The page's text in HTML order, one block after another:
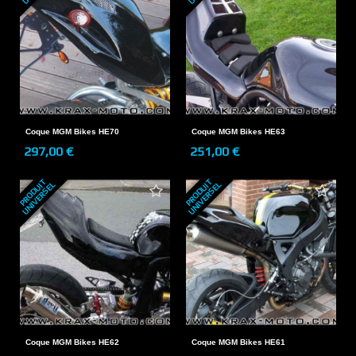
Coque MGM Bikes HE70
297,00 €
Coque MGM Bikes HE63
251,00 €
P
R
O
D
U
I
T
U
N
I
V
E
R
S
E
L
Coque MGM Bikes HE62
P
R
O
D
U
I
T
U
N
I
V
E
R
S
E
L
Coque MGM Bikes HE61